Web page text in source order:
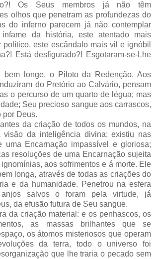
Os Seus membros já não têm
olhos que penetram as profundezas do
do inferno parecem já não contemplar
da história, este atentado mais
político, este escândalo mais vil e ignóbil
Está desfigurado?! Esgotaram-se-Lhe
bem longe, o Piloto da Redenção. Aos
do Pretório ao Calvário, pensam
o percurso de um quarto de légua; mas
Seu precioso sangue aos carrascos,
por Deus.
da criação de todos os mundos, na
visão da inteligência divina; existiu nas
uma Encarnação impassível e gloriosa;
resoluções de uma Encarnação sujeita
aos sofrimentos e á morte. Ele
longa, através de todas as criações do
e da humanidade. Penetrou na esfera
salvos o foram pela virtude, já
da efusão futura de Seu sangue.
da criação material: e os penhascos, os
as massas brilhantes que se
os átomos misteriosos que operam
da terra, todo o universo foi
que lhe traria o pecado sem